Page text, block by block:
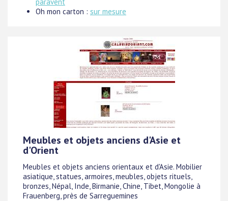
Oh mon carton : sur mesure
Meubles et objets anciens d'Asie et
d'Orient
Meubles et objets anciens orientaux et d'Asie. Mobilier
asiatique, statues, armoires, meubles, objets rituels,
bronzes, Népal, Inde, Birmanie, Chine, Tibet, Mongolie à
Frauenberg, près de Sarreguemines